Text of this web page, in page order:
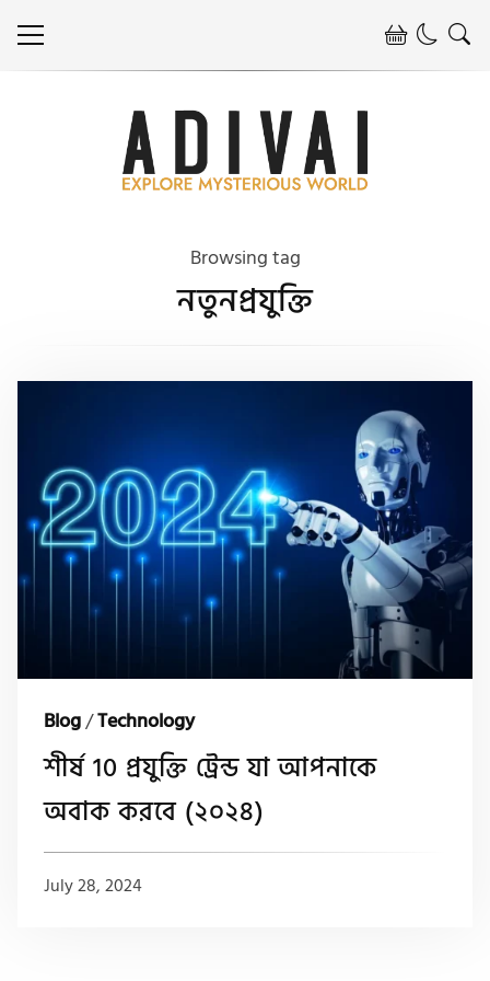
Browsing tag
নতুনপ্রযুক্তি
Blog/Technology
শীর্ষ 10 প্রযুক্তি ট্রেন্ড যা আপনাকে
অবাক করবে (২০২৪)
July 28, 2024